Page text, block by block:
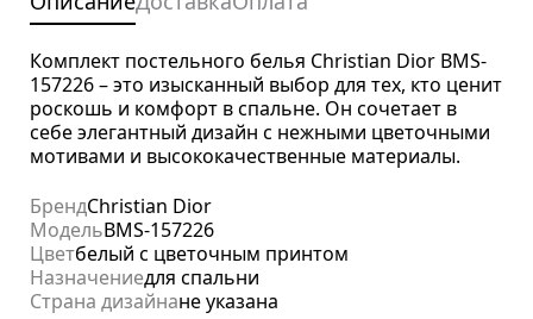
Комплект постельного белья Christian Dior BMS-
157226 – это изысканный выбор для тех, кто ценит
роскошь и комфорт в спальне. Он сочетает в
себе элегантный дизайн с нежными цветочными
мотивами и высококачественные материалы.
БрендChristian Dior
МодельBMS-157226
Цветбелый с цветочным принтом
Назначениедля спальни
Страна дизайнане указана